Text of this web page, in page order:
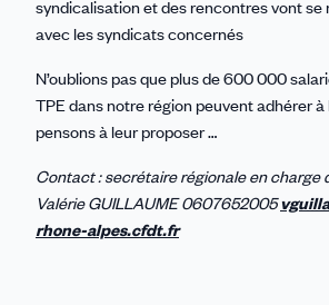
syndicalisation et des rencontres vont se
avec les syndicats concernés
N’oublions pas que plus de 600 000
TPE dans notre région peuvent adhérer à
pensons à leur proposer …
Contact : secrétaire régionale en charge
Valérie GUILLAUME 0607652005
rhone-alpes.cfdt.fr